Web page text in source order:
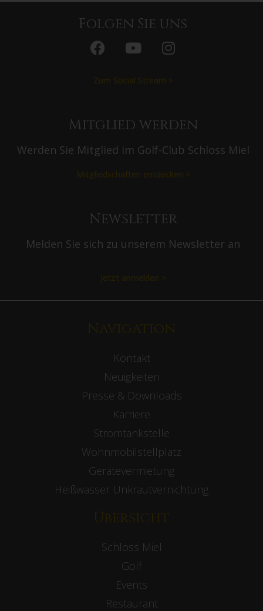
Folgen Sie uns
Zum Social Stream >
Mitglied werden
Werden Sie Mitglied im Golf-Club Schloss Miel
Mitgliedschaften entdecken >
Newsletter
Melden Sie sich zu unserem Newsletter an
Jetzt anmelden >
Navigation
Kontakt
Neuigkeiten
Presse & Downloads
Karriere
Stromtankstelle
Wohnmobilstellplatz
Gerätevermietung
Heißwasser Unkrautvernichtung
Übersicht
Schloss Miel
Golf
Events
Restaurant